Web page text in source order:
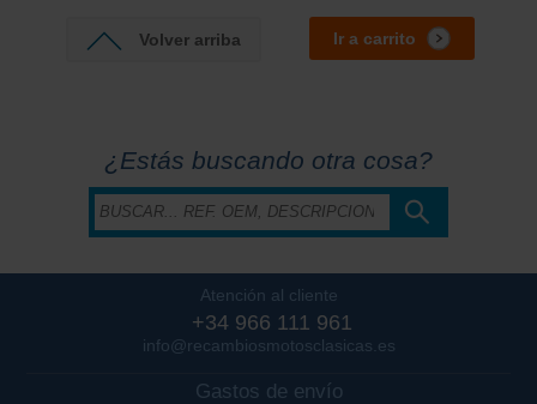
Volver arriba Ir a carrito
¿Estás buscando otra cosa?
Atención al cliente
+34 966 111 961
info@recambiosmotosclasicas.es
Gastos de envío